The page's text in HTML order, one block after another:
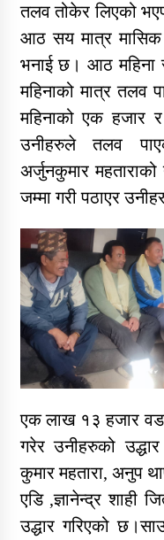
तातोपानी गाउँपालिकाको
तातोपानी गाउँपालिका जुम्लाको
सम्बन्धी सूचना सन्देश
तातोपानी गाउँपालिका जुम्लाको
तलव तोकेर लिएको
आठ सय मात्र
भनाई छ। आठ महिना
महिनाको मात्र तलव
महिनाको एक हजार
उनीहरुले तलव
अर्जुनकुमार
जम्मा गरी पठाएर
एक लाख १३ हजार
गरेर उनीहरुको
कुमार महतारा, अनुप
एडि ,ज्ञानेन्द्र शाही
उद्धार गरिएको